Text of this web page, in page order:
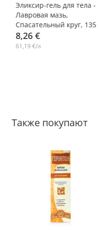
Эликсир-гель для тела -
Лавровая мазь,
Спасательный круг, 135
мл
8,26 €
61,19 €/л
Также покупают